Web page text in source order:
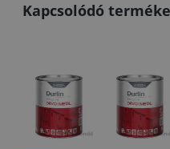
Kapcsolódó